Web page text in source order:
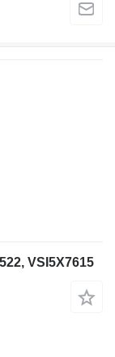
VSI5X7615